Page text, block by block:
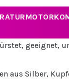
geeignet,
aus Silber,